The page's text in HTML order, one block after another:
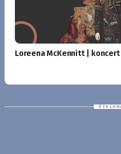
Loreena McKennitt |